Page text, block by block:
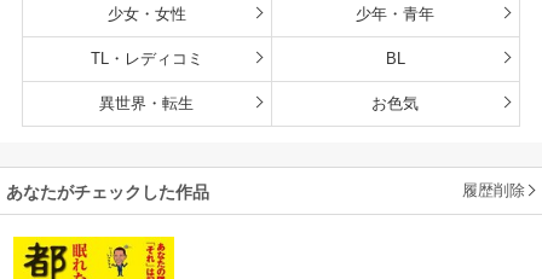
少女・女性 少年・青年
TL・レディコミ BL
異世界・転生 お色気
あなたがチェックした作品 履歴削除